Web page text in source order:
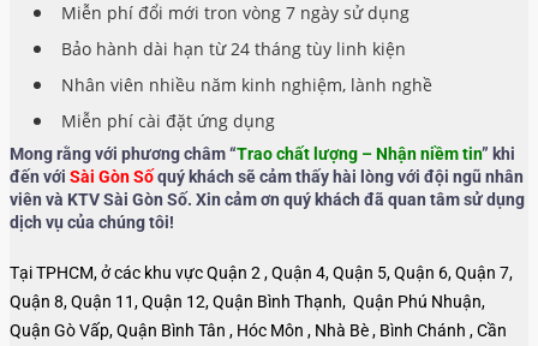
Miễn phí đổi mới tron vòng 7 ngày sử dụng
Bảo hành dài hạn từ 24 tháng tùy linh kiện
Nhân viên nhiều năm kinh nghiệm, lành nghề
Miễn phí cài đặt ứng dụng
Mong rằng với phương châm “Trao chất lượng – Nhận niềm tin” khi
đến với Sài Gòn Sốquý khách sẽ cảm thấy hài lòng với đội ngũ nhân
viên và KTV Sài Gòn Số. Xin cảm ơn quý khách đã quan tâm sử dụng
dịch vụ của chúng tôi!
Tại TPHCM, ở các khu vực Quận 2 , Quận 4, Quận 5, Quận 6, Quận 7,
Quận 8, Quận 11, Quận 12, Quận Bình Thạnh, Quận Phú Nhuận,
Quận Gò Vấp, Quận Bình Tân , Hóc Môn , Nhà Bè , Bình Chánh , Cần